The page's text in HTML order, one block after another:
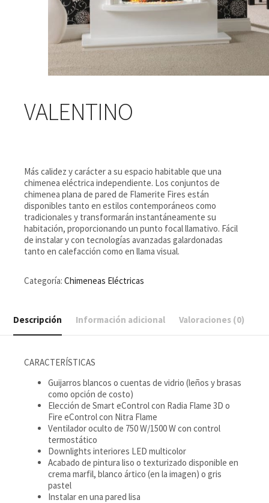
VALENTINO
Más calidez y carácter a su espacio habitable que una
chimenea eléctrica independiente. Los conjuntos de
chimenea plana de pared de Flamerite Fires están
disponibles tanto en estilos contemporáneos como
tradicionales y transformarán instantáneamente su
habitación, proporcionando un punto focal llamativo. Fácil
de instalar y con tecnologías avanzadas galardonadas
tanto en calefacción como en llama visual.
Categoría: Chimeneas Eléctricas
Descripción Información adicional Valoraciones (0)
CARACTERÍSTICAS
Guijarros blancos o cuentas de vidrio (leños y brasas
como opción de costo)
Elección de Smart eControl con Radia Flame 3D o
Fire eControl con Nitra Flame
Ventilador oculto de 750 W/1500 W con control
termostático
Downlights interiores LED multicolor
Acabado de pintura liso o texturizado disponible en
crema marfil, blanco ártico (en la imagen) o gris
pastel
Instalar en una pared lisa